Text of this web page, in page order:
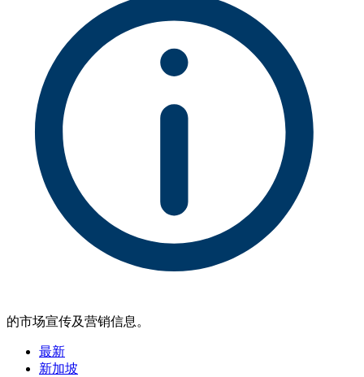
的市场宣传及营销信息。
最新
新加坡